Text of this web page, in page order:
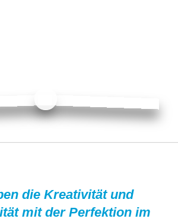
die Kreativität und
mit der Perfektion im